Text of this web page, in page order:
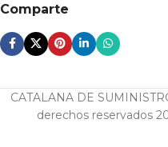
Comparte
CATALANA DE
derechos reservados